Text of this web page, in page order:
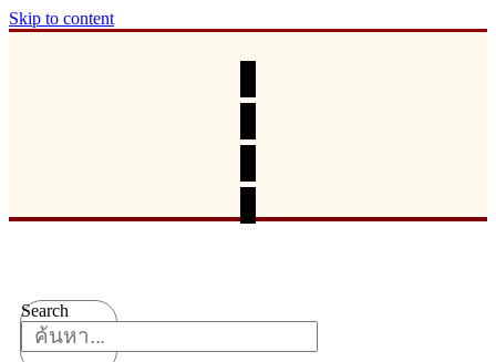
Skip to content
Search